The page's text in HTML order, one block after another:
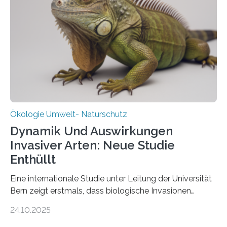
Heimat. Braunschweig/Eberswalde (23. Oktober 2025).
Ein Netz aus 155 Messstationen spannt sich neuerdings
über Deutschlands Moorböden. Eingerichtet wurden sie
in den vergangenen fünf Jahren von
Wissenschaftlerinnen und Wissenschaftlern des
Thünen-Instituts für Agrarklimaschutz…
Ökologie Umwelt- Naturschutz
Dynamik Und Auswirkungen
Invasiver Arten: Neue Studie
Enthüllt
Eine internationale Studie unter Leitung der Universität
Bern zeigt erstmals, dass biologische Invasionen
Einige Auswirkungen, insbesondere der durch invasive
24.10.2025